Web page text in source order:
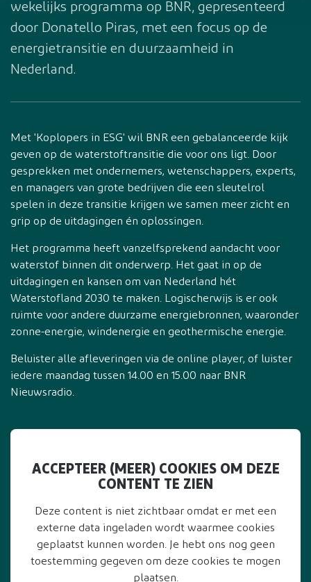
wekelijks programma op BNR, gepresenteerd
door Donatello Piras, met een focus op de
energietransitie en duurzaamheid in
Nederland.
Met 'Koplopers in ESG' wil BNR een gebalanceerde kijk
geven op de waterstoftransitie die voor ons ligt. Door
gesprekken met ondernemers, wetenschappers, experts,
en managers van grote bedrijven die een sleutelrol
spelen in deze transitie krijgen we samen meer zicht en
grip op de uitdagingen én oplossingen.
Het programma heeft vanzelfsprekend aandacht voor
waterstof binnen dit onderwerp. Het gaat in op de
uitdagingen en kansen om van Nederland hét
Waterstofland 2030 te maken. Logischerwijs is er ook
ruimte voor andere duurzame energiebronnen, waaronder
zonne-energie, windenergie en geothermische energie.
Beluister alle afleveringen via de online player, of luister
iedere maandag tussen 14.00 en 15.00 naar BNR
Nieuwsradio.
ACCEPTEER (MEER) COOKIES OM DEZE
CONTENT TE ZIEN
Deze content is niet zichtbaar omdat er met een
externe data ingeladen wordt waarmee cookies
geplaatst kunnen worden. Je hebt ons nog geen
toestemming gegeven om deze cookies te mogen
plaatsen.